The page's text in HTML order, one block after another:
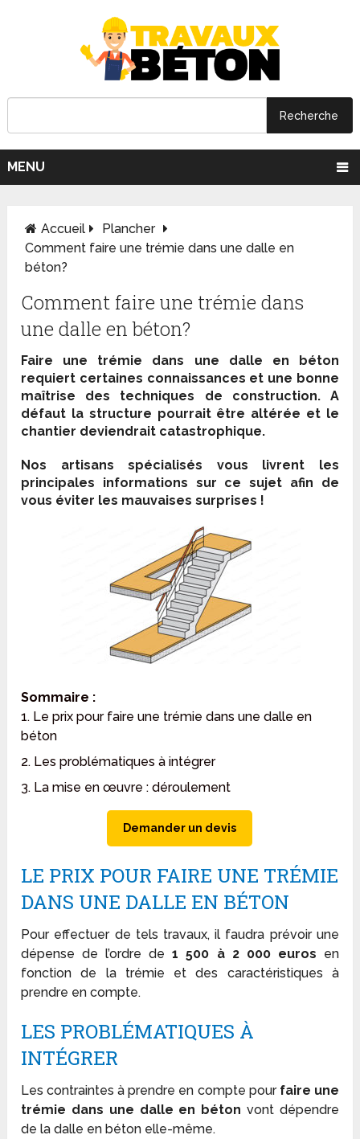
MENU
Accueil
Plancher
Comment faire une trémie dans une dalle en
béton?
Comment faire une trémie dans
une dalle en béton?
Faire une trémie dans une dalle en béton
requiert certaines connaissances et une bonne
maîtrise des techniques de construction. A
défaut la structure pourrait être altérée et le
chantier deviendrait catastrophique.
Nos artisans spécialisés vous livrent les
principales informations sur ce sujet afin de
vous éviter les mauvaises surprises !
Sommaire :
1. Le prix pour faire une trémie dans une dalle en
béton
2. Les problématiques à intégrer
3. La mise en œuvre : déroulement
Demander un devis
LE PRIX POUR FAIRE UNE TRÉMIE
DANS UNE DALLE EN BÉTON
Pour effectuer de tels travaux, il faudra prévoir une
dépense de l’ordre de1 500 à 2 000 euros en
fonction de la trémie et des caractéristiques à
prendre en compte.
LES PROBLÉMATIQUES À
INTÉGRER
Les contraintes à prendre en compte pour faire une
trémie dans une dalle en béton vont dépendre
de la dalle en béton elle-même.